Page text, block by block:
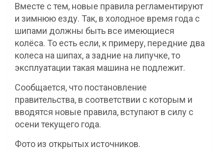
Вместе с тем, новые правила регламентируют
и зимнюю езду. Так, в холодное время года с
шипами должны быть все имеющиеся
колёса. То есть если, к примеру, передние два
колеса на шипах, а задние на липучке, то
эксплуатации такая машина не подлежит.
Сообщается, что постановление
правительства, в соответствии с которым и
вводятся новые правила, вступают в силу с
осени текущего года.
Фото из открытых источников.